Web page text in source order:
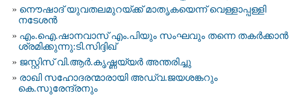
നൌഷാദ് യുവതലമുറയ്ക്ക് മാതൃകയെന്ന് വെള്ളാപ്പള്ളി
നടേശന്‍
എം.ഐ.ഷാനവാസ് എം.പിയും സംഘവും തന്നെ തകര്‍ക്കാന്‍
ശ്രമിക്കുന്നു:ടി.സിദ്ദിഖ്
ജസ്റ്റിസ് വി.ആര്‍.കൃഷ്ണയ്യര്‍ അന്തരിച്ചു
രാഖി സഹോദരന്മാരായി അഡ്വ.ജയശങ്കറും
കെ.സുരേന്ദ്രനും